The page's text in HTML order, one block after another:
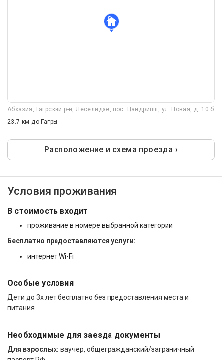
Абхазия, Гагрский р-н, Леселидзе, пос. Цандрипш, ул. Новая, д. 10 б
23.7 кмдо Гагры
Расположение и схема проезда ›
Условия проживания
В стоимость входит
проживание в номере выбранной категории
Бесплатно предоставляются услуги:
интернет Wi-Fi
Особые условия
Дети до 3х лет бесплатно без предоставления места и
питания
Необходимые для заезда документы
Для взрослых: ваучер, общегражданский/заграничный